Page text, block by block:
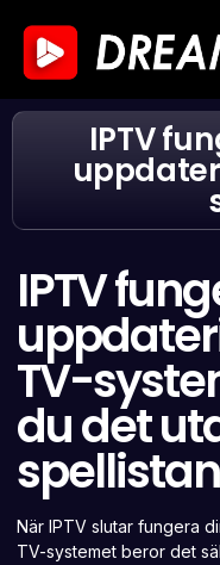
IPTV
IPTV
TV-
du det
spellistan
När IPTV slutar fungera
TV-systemet beror det